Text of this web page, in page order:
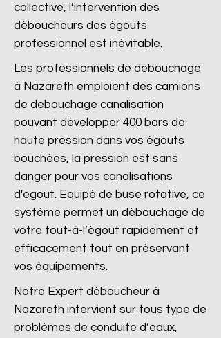
collective, l’intervention des
déboucheurs des égouts
professionnel est inévitable.
Les professionnels de débouchage
à Nazareth emploient des camions
de debouchage canalisation
pouvant développer 400 bars de
haute pression dans vos égouts
bouchées, la pression est sans
danger pour vos canalisations
d'egout. Equipé de buse rotative, ce
système permet un débouchage de
votre tout-à-l’égout rapidement et
efficacement tout en préservant
vos équipements.
Notre Expert déboucheur à
Nazareth intervient sur tous type de
problèmes de conduite d’eaux,